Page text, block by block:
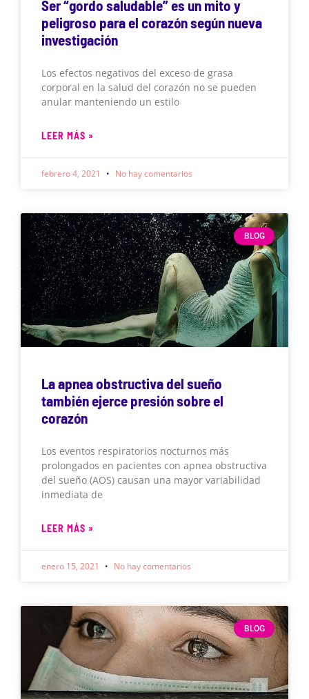
Ser “gordo saludable” es un mito y
peligroso para el corazón según nueva
investigación
Los efectos negativos del exceso de grasa
corporal en la salud del corazón no se pueden
anular manteniendo un estilo
LEER MÁS »
febrero 4, 2021 No hay comentarios
BLOG
La apnea obstructiva del sueño
también ejerce presión sobre el
corazón
Los eventos respiratorios nocturnos más
prolongados en pacientes con apnea obstructiva
del sueño (AOS) causan una mayor variabilidad
inmediata de
LEER MÁS »
enero 15, 2021 No hay comentarios
BLOG